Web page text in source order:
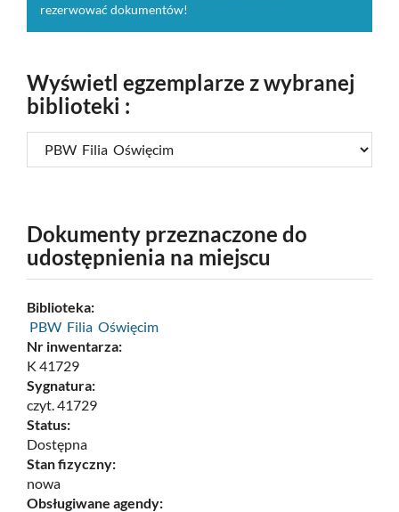
rezerwować dokumentów!
Wyświetl egzemplarze z wybranej
biblioteki :
Dokumenty przeznaczone do
udostępnienia na miejscu
Biblioteka:
PBW Filia Oświęcim
Nr inwentarza:
K 41729
Sygnatura:
czyt. 41729
Status:
Dostępna
Stan fizyczny:
nowa
Obsługiwane agendy: